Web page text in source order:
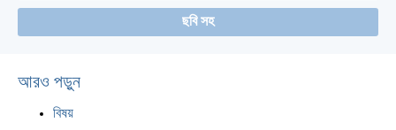
ছবি সহ
আরও পড়ুন
বিষয়